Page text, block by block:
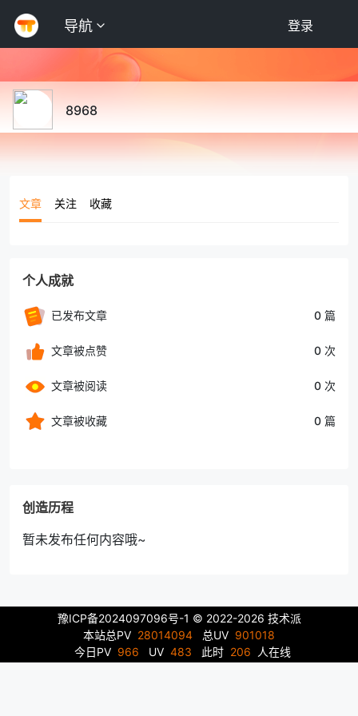
导航 登录
8968
文章 关注 收藏
个人成就
已发布文章 0 篇
文章被点赞 0 次
文章被阅读 0 次
文章被收藏 0 篇
创造历程
暂未发布任何内容哦~
豫ICP备2024097096号-1 © 2022-2026 技术派
本站总PV 28014094 总UV 901018
今日PV 966 UV 483 此时 206 人在线